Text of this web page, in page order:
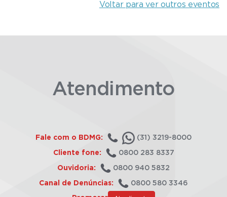
Voltar para ver outros eventos
Atendimento
Fale com o BDMG: (31) 3219-8000
Cliente fone: 0800 283 8337
Ouvidoria: 0800 940 5832
Canal de Denúncias: 0800 580 3346